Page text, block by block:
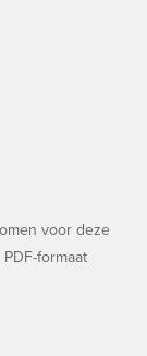
voor deze
formaat